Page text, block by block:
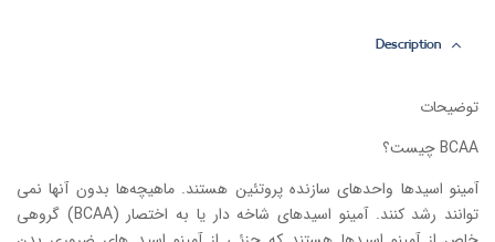
Description
توضیحات
BCAA چیست؟
آمینو اسید‌ها واحد‌های سازنده پروتئین هستند. ماهیچه‌ها بدون آنها نمی
توانند رشد کنند. آمینو اسید‌های شاخه دار یا به اختصار (BCAA) گروهی